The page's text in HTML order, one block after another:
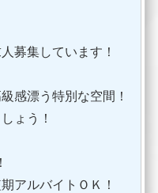
募集しています！
感漂う特別な空間！
ょう！
アルバイトＯＫ！